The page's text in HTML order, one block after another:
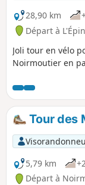
28,90 km
Départ à
Joli tour en vélo
Noirmoutier en
Tour des
5,79 km
Départ à